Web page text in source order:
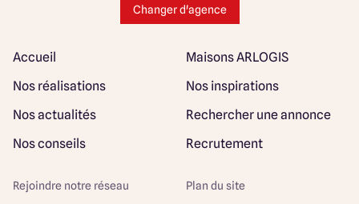
Changer d'agence
Accueil
Maisons ARLOGIS
Nos réalisations
Nos inspirations
Nos actualités
Rechercher une annonce
Nos conseils
Recrutement
Rejoindre notre réseau Plan du site